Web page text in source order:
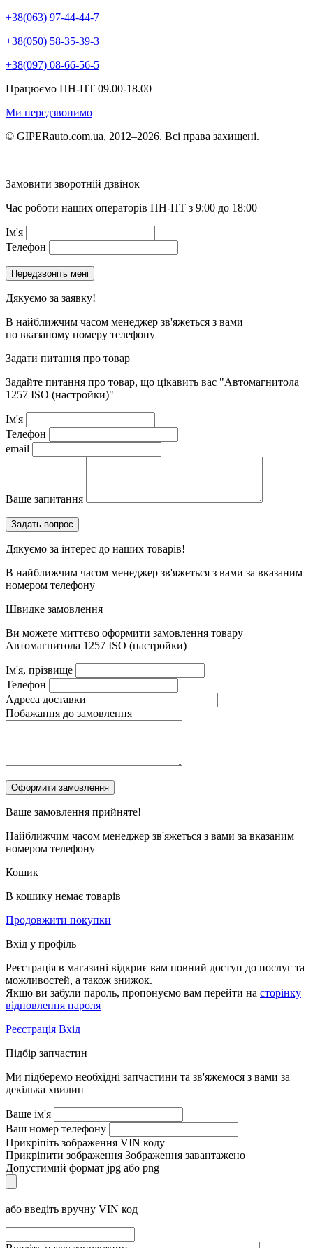
+38(063) 97-44-44-7
+38(050) 58-35-39-3
+38(097) 08-66-56-5
Працюємо ПН-ПТ 09.00-18.00
Ми передзвонимо
© GIPERauto.com.ua, 2012–2026. Всі права захищені.
Замовити зворотній дзвінок
Час роботи наших операторів ПН-ПТ з 9:00 до 18:00
Ім'я
Телефон
Дякуємо за заявку!
В найближчим часом менеджер зв'яжеться з вами
по вказаному номеру телефону
Задати питання про товар
Задайте питання про товар, що цікавить вас "Автомагнитола
1257 ISO (настройки)"
Ім'я
Телефон
email
Ваше запитання
Дякуємо за інтерес до наших товарів!
В найближчим часом менеджер зв'яжеться з вами за вказаним
номером телефону
Швидке замовлення
Ви можете миттєво оформити замовлення товару
Автомагнитола 1257 ISO (настройки)
Ім'я, прізвище
Телефон
Адреса доставки
Побажання до замовлення
Ваше замовлення прийняте!
Найближчим часом менеджер зв'яжеться з вами за вказаним
номером телефону
Кошик
В кошику немає товарів
Продовжити покупки
Вхід у профіль
Реєстрація в магазині відкриє вам повний доступ до послуг та
можливостей, а також знижок.
Якщо ви забули пароль, пропонуємо вам перейти на сторінку
відновлення пароля
Реєстрація Вхід
Підбір запчастин
Ми підберемо необхідні запчастини та зв'яжемося з вами за
декілька хвилин
Ваше ім'я
Ваш номер телефону
Прикріпіть зображення VIN коду
Прикріпити зображення Зображення завантажено
Допустимий формат jpg або png
або введіть вручну VIN код